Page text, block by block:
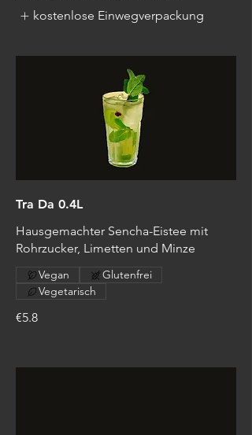
kostenlose Einwegverpackung
Tra Da 0.4L
Hausgemachter Sencha-Eistee mit
Rohrzucker, Limetten und Minze
€5.8
Vegan
Glutenfrei
Vegetarisch